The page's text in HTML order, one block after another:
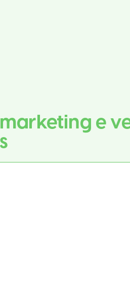
marketing e
s